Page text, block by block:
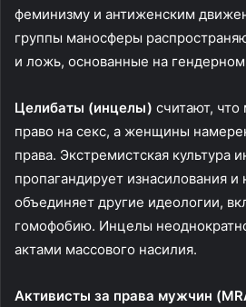
феминизму и антиженским
группы маносферы
и ложь, основанные на
Целибаты (инцелы) считают,
право на секс, а женщины
права. Экстремистская культура
пропагандирует изнасилования и
объединяет другие идеологии,
гомофобию. Инцелы
актами массового насилия.
Активисты за права мужчин